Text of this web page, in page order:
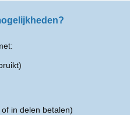
in delen betalen)